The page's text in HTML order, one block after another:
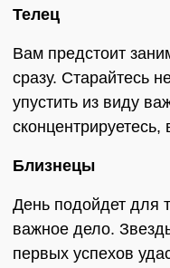
Телец
Вам предстоит
сразу. Старайтесь
упустить из виду
сконцентрируетесь,
Близнецы
День подойдет для
важное дело.
первых успехов